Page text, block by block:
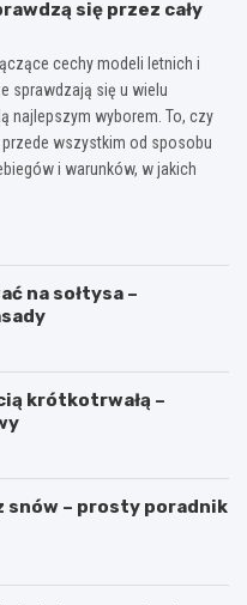
się przez cały
cechy modeli letnich i
sprawdzają się u wielu
najlepszym wyborem. To, czy
wszystkim od sposobu
i warunków, w jakich
na sołtysa –
krótkotrwałą –
snów – prosty poradnik